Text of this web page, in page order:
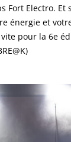
Fort Electro. Et
énergie et
pour la 6e